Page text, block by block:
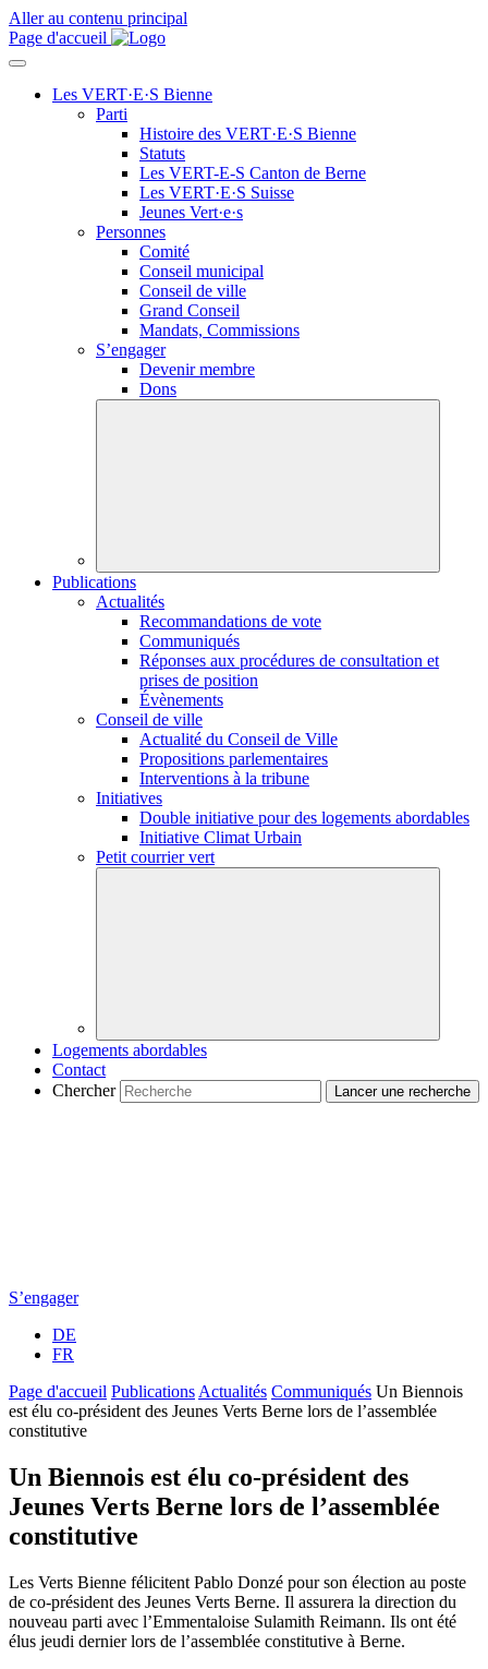
Aller au contenu principal
Page d'accueil
Les VERT·E·S Bienne
Parti
Histoire des VERT·E·S Bienne
Statuts
Les VERT-E-S Canton de Berne
Les VERT·E·S Suisse
Jeunes Vert·e·s
Personnes
Comité
Conseil municipal
Conseil de ville
Grand Conseil
Mandats, Commissions
S’engager
Devenir membre
Dons
Publications
Actualités
Recommandations de vote
Communiqués
Réponses aux procédures de consultation et
prises de position
Évènements
Conseil de ville
Actualité du Conseil de Ville
Propositions parlementaires
Interventions à la tribune
Initiatives
Double initiative pour des logements abordables
Initiative Climat Urbain
Petit courrier vert
Logements abordables
Contact
Chercher
S’engager
DE
FR
Page d'accueil Publications Actualités Communiqués Un Biennois
est élu co-président des Jeunes Verts Berne lors de l’assemblée
constitutive
Un Biennois est élu co-président des
Jeunes Verts Berne lors de l’assemblée
constitutive
Les Verts Bienne félicitent Pablo Donzé pour son élection au poste
de co-président des Jeunes Verts Berne. Il assurera la direction du
nouveau parti avec l’Emmentaloise Sulamith Reimann. Ils ont été
élus jeudi dernier lors de l’assemblée constitutive à Berne.